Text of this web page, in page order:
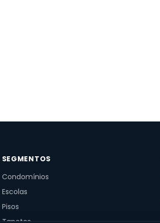
SEGMENTOS
Condomínios
Escolas
Pisos